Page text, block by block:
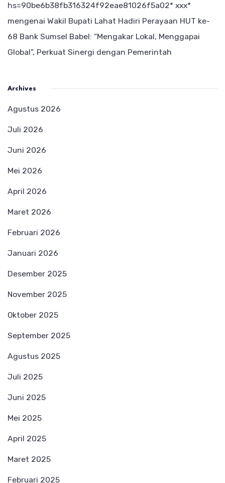
hs=90be6b38fb316324f92eae81026f5a02* ххх*
mengenai Wakil Bupati Lahat Hadiri Perayaan HUT ke-
68 Bank Sumsel Babel: “Mengakar Lokal, Menggapai
Global”, Perkuat Sinergi dengan Pemerintah
Archives
Agustus 2026
Juli 2026
Juni 2026
Mei 2026
April 2026
Maret 2026
Februari 2026
Januari 2026
Desember 2025
November 2025
Oktober 2025
September 2025
Agustus 2025
Juli 2025
Juni 2025
Mei 2025
April 2025
Maret 2025
Februari 2025